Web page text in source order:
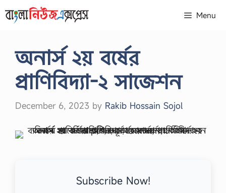
to
Menu
অনার্স ২য় বর্ষের
প্রাণিবিদ্যা-২ সাজেশন
December 6, 2023 by Rakib Hossain Sojol
Subscribe Now!